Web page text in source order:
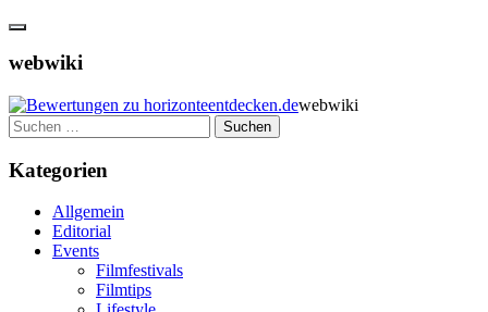
webwiki
webwiki
Suchen
nach:
Kategorien
Allgemein
Editorial
Events
Filmfestivals
Filmtips